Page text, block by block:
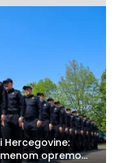
Hercegovine:
opremom